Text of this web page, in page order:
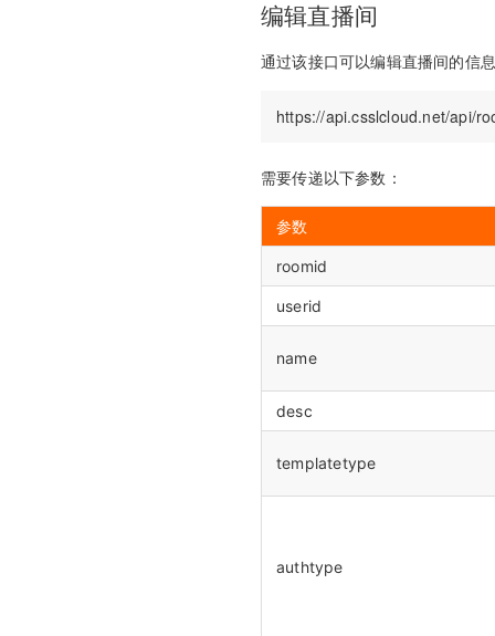
编辑直播间
通过该接口可以编辑直播间的信
需要传递以下参数：
参数
roomid
userid
name
desc
templatetype
authtype